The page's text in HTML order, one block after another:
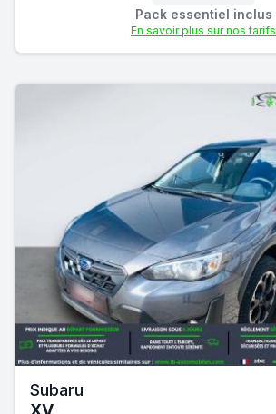
Pack essentiel inclus
En savoir plus sur nos tarifs
Subaru
XV